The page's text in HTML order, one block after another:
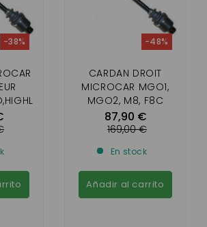
-38%
CARDAN DROIT
MICROCAR MGO1,
MGO2, M8, F8C
87,90 €
-48%
169,00 €
En stock
Añadir al carrito